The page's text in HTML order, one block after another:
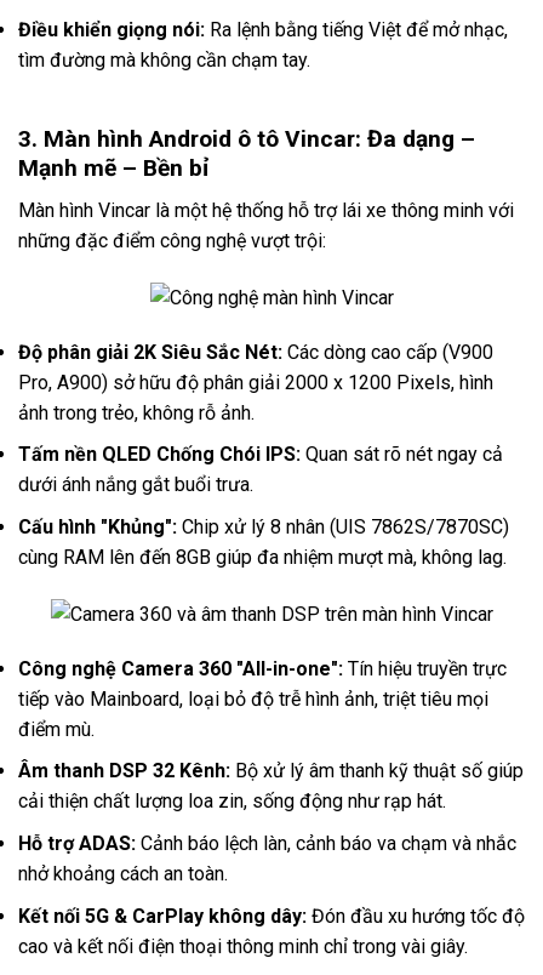
Điều khiển giọng nói: Ra lệnh bằng tiếng Việt để mở nhạc,
tìm đường mà không cần chạm tay.
3. Màn hình Android ô tô Vincar: Đa dạng –
Mạnh mẽ – Bền bỉ
Màn hình Vincar là một hệ thống hỗ trợ lái xe thông minh với
những đặc điểm công nghệ vượt trội:
Độ phân giải 2K Siêu Sắc Nét: Các dòng cao cấp (V900
Pro, A900) sở hữu độ phân giải 2000 x 1200 Pixels, hình
ảnh trong trẻo, không rỗ ảnh.
Tấm nền QLED Chống Chói IPS: Quan sát rõ nét ngay cả
dưới ánh nắng gắt buổi trưa.
Cấu hình "Khủng": Chip xử lý 8 nhân (UIS 7862S/7870SC)
cùng RAM lên đến 8GB giúp đa nhiệm mượt mà, không lag.
Công nghệ Camera 360 "All-in-one": Tín hiệu truyền trực
tiếp vào Mainboard, loại bỏ độ trễ hình ảnh, triệt tiêu mọi
điểm mù.
Âm thanh DSP 32 Kênh: Bộ xử lý âm thanh kỹ thuật số giúp
cải thiện chất lượng loa zin, sống động như rạp hát.
Hỗ trợ ADAS: Cảnh báo lệch làn, cảnh báo va chạm và nhắc
nhở khoảng cách an toàn.
Kết nối 5G & CarPlay không dây: Đón đầu xu hướng tốc độ
cao và kết nối điện thoại thông minh chỉ trong vài giây.